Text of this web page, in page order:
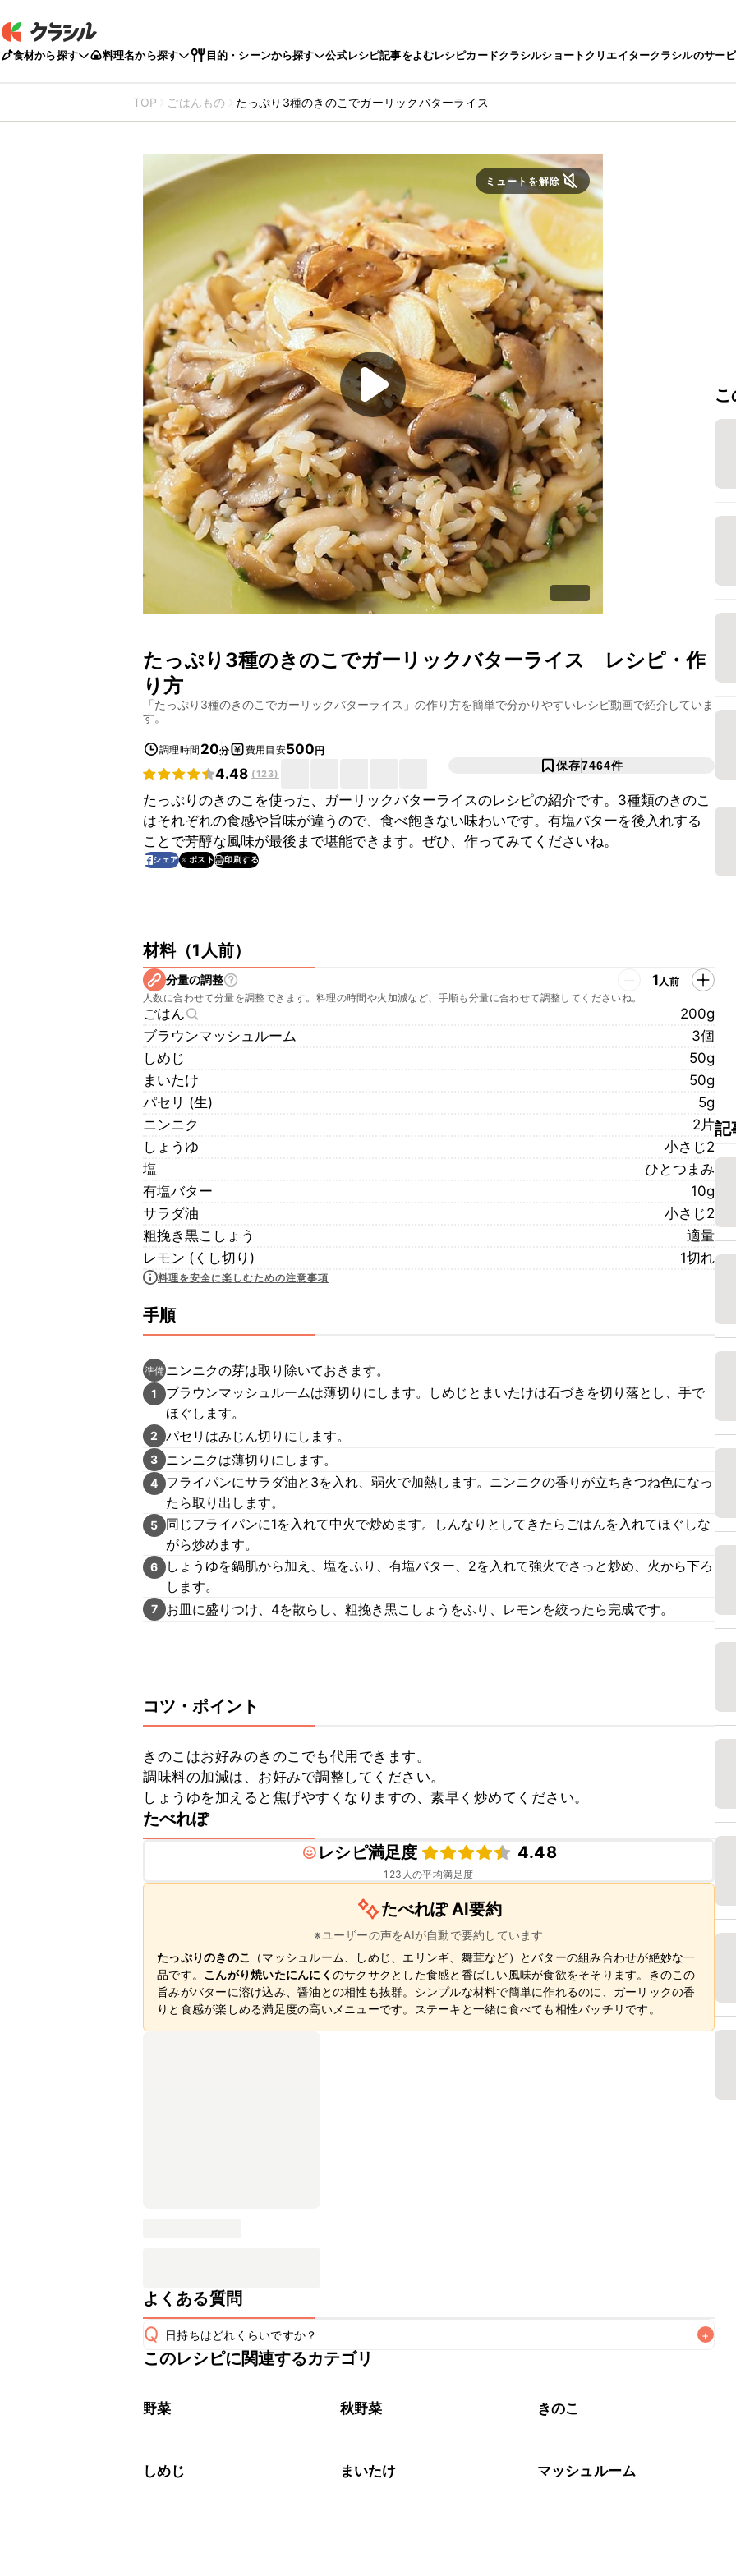
食材から探す 料理名から探す 目的・シーンから探す 公式レシピ記事をよむレシピカードクラシルショートクリエイタークラシルのサー
TOP ごはんもの たっぷり3種のきのこでガーリックバターライス
ミュートを解除
たっぷり3種のきのこでガーリックバターライス
レシピ・作
り方
「たっぷり3種のきのこでガーリックバターライス 」の作り方を簡単で分かりやすいレシピ動画で紹介していま
す。
調理時間 20分 費用目安500円
4.48 (123)
保存7464件
たっぷりのきのこを使った、ガーリックバターライスのレシピの紹介です。3種類のきのこ
はそれぞれの食感や旨味が違うので、食べ飽きない味わいです。有塩バターを後入れする
ことで芳醇な風味が最後まで堪能できます。ぜひ、作ってみてくださいね。
シェア ポスト 印刷する
材料（1人前）
分量の調整 1人前
人数に合わせて分量を調整できます。料理の時間や火加減など、手順も分量に合わせて調整してくださいね。
ごはん
200g
ブラウンマッシュルーム
3個
しめじ
50g
まいたけ
50g
パセリ (生)
5g
ニンニク
2片
しょうゆ
小さじ2
塩
ひとつまみ
有塩バター
10g
サラダ油
小さじ2
粗挽き黒こしょう
適量
レモン (くし切り)
1切れ
料理を安全に楽しむための注意事項
手順
準備 ニンニクの芽は取り除いておきます。
1
ブラウンマッシュルームは薄切りにします。しめじとまいたけは石づきを切り落とし、手で
ほぐします。
2 パセリはみじん切りにします。
3 ニンニクは薄切りにします。
4
フライパンにサラダ油と3を入れ、弱火で加熱します。ニンニクの香りが立ちきつね色になっ
たら取り出します。
5
同じフライパンに1を入れて中火で炒めます。しんなりとしてきたらごはんを入れてほぐしな
がら炒めます。
6
しょうゆを鍋肌から加え、塩をふり、有塩バター、2を入れて強火でさっと炒め、火から下ろ
します。
7 お皿に盛りつけ、4を散らし、粗挽き黒こしょうをふり、レモンを絞ったら完成です。
コツ・ポイント
きのこはお好みのきのこでも代用できます。
調味料の加減は、お好みで調整してください。
しょうゆを加えると焦げやすくなりますの、素早く炒めてください。
たべれぽ
レシピ満足度
4.48
123 人の平均満足度
たべれぽ AI要約
※ユーザーの声をAIが自動で要約しています
たっぷりのきのこ
（マッシュルーム、しめじ、エリンギ、舞茸など）とバターの組み合わせが絶妙な一
品です。 こんがり焼いたにんにく のサクサクとした食感と香ばしい風味が食欲をそそります。きのこの
旨みがバターに溶け込み、醤油との相性も抜群。シンプルな材料で簡単に作れるのに、ガーリックの香
りと食感が楽しめる満足度の高いメニューです。ステーキと一緒に食べても相性バッチリです。
よくある質問
Q 日持ちはどれくらいですか？ +
保存期間は冷蔵で当日中が目安です。なるべくお早めにお召し上がりください。
※日持ちは目安です。
このレシピに関連するカテゴリ
野菜 秋野菜 きのこ
しめじ まいたけ マッシュルーム
記